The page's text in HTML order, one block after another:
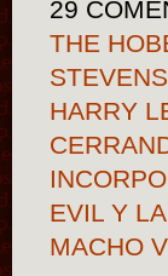
29
THE
HARRY
EVIL Y
MACHO